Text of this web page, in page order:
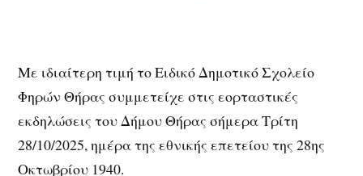
Με ιδιαίτερη τιμή το Ειδικό Δημοτικό Σχολείο
Φηρών Θήρας συμμετείχε στις εορταστικές
εκδηλώσεις του Δήμου Θήρας σήμερα Τρίτη
28/10/2025, ημέρα της εθνικής επετείου της 28ης
Οκτωβρίου 1940.